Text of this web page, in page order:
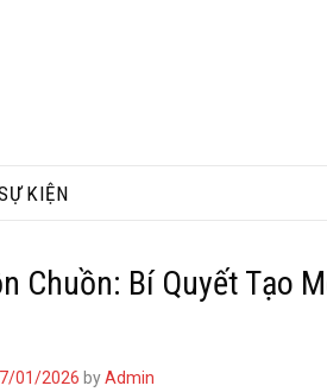
KIỆN
Chuồn: Bí Quyết Tạo
01/2026 byAdmin